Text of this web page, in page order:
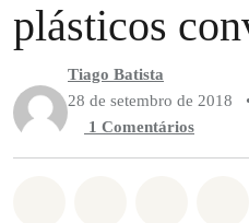
plásticos
Tiago Batista
28 de setembro de 2018
1 Comentários